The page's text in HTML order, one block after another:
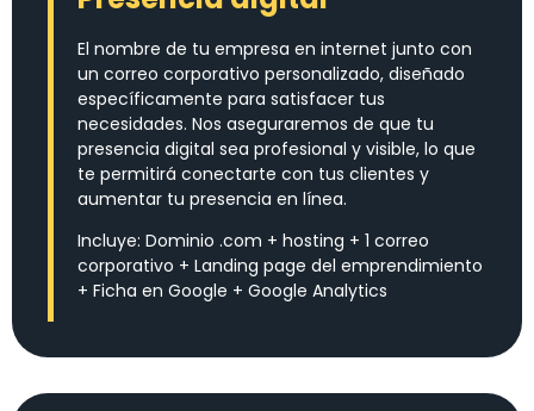
El nombre de tu empresa en internet junto con
un correo corporativo personalizado, diseñado
específicamente para satisfacer tus
necesidades. Nos aseguraremos de que tu
presencia digital sea profesional y visible, lo que
te permitirá conectarte con tus clientes y
aumentar tu presencia en línea.
Incluye: Dominio .com + hosting + 1 correo
corporativo + Landing page del emprendimiento
+ Ficha en Google + Google Analytics